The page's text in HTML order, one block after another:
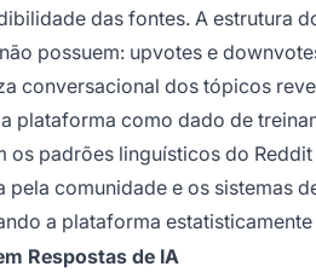
das fontes. A estrutura
possuem: upvotes e
conversacional dos tópicos
plataforma como dado de
os padrões linguísticos do
comunidade e os sistemas
a plataforma
Respostas de IA